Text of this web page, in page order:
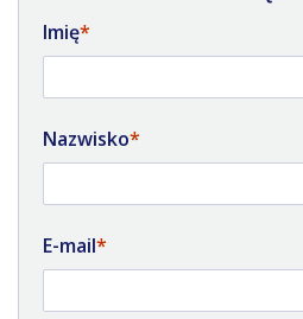
Imię
Nazwisko
E-mail